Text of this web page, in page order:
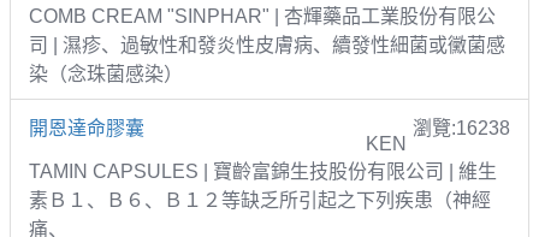
COMB CREAM "SINPHAR" | 杏輝藥品工業股份有限公
司 | 濕疹、過敏性和發炎性皮膚病、續發性細菌或黴菌感
染（念珠菌感染）
開恩達命膠囊 瀏覽:16238
KEN
TAMIN CAPSULES | 寶齡富錦生技股份有限公司 | 維生
素Ｂ１、Ｂ６、Ｂ１２等缺乏所引起之下列疾患（神經
痛、